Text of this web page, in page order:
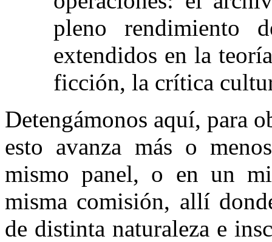
pleno rendimiento
extendidos en la
ficción, la crítica
Detengámonos aquí, para
esto avanza más o
mismo panel, o en un
misma comisión, allí
de distinta naturaleza e